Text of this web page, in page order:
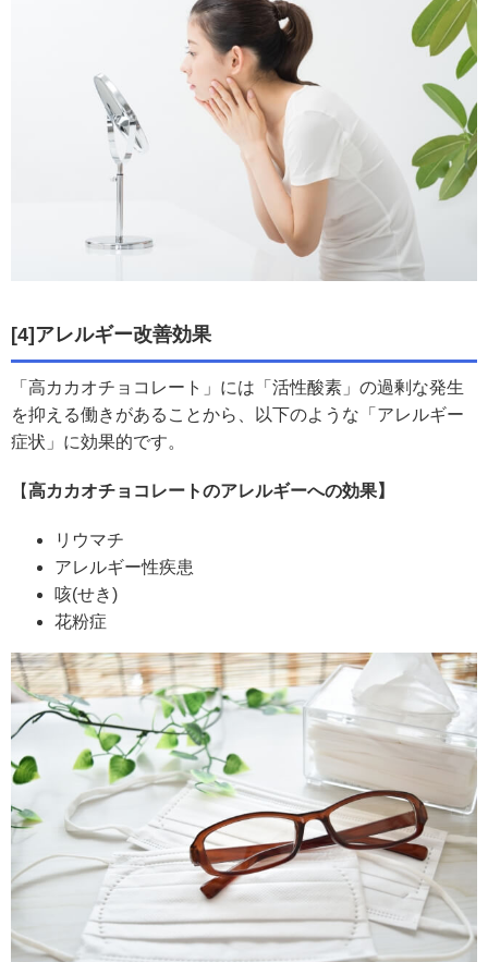
[4]アレルギー改善効果
「高カカオチョコレート」には「活性酸素」の過剰な発生
を抑える働きがあることから、以下のような「アレルギー
症状」に効果的です。
【高カカオチョコレートのアレルギーへの効果】
リウマチ
アレルギー性疾患
咳(せき)
花粉症